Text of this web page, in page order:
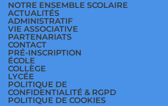
NOTRE ENSEMBLE SCOLAIRE
ACTUALITÉS
ADMINISTRATIF
VIE ASSOCIATIVE
PARTENARIATS
CONTACT
PRÉ-INSCRIPTION
ÉCOLE
COLLÈGE
LYCÉE
POLITIQUE DE
CONFIDENTIALITÉ & RGPD
POLITIQUE DE COOKIES